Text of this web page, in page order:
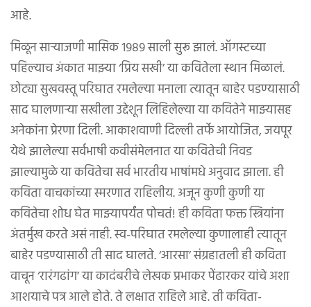
आहे.
मिळून सार्‍याजणी मासिक १९८९ साली सुरू झालं. ऑगस्टच्या
पहिल्याच अंकात माझ्या ‘प्रिय सखी’ या कवितेला स्थान मिळालं.
छोट्या सुखवस्तू परिघात रमलेल्या मनाला त्यातून बाहेर पडण्यासाठी
साद घालणार्‍या सखीला उद्देशून लिहिलेल्या या कवितेने माझ्यासह
अनेकांना प्रेरणा दिली. आकाशवाणी दिल्ली तर्फे आयोजित, जयपूर
येथे झालेल्या सर्वभाषी कवीसंमेलनात या कवितेची निवड
झाल्यामुळे या कवितेचा सर्व भारतीय भाषांमधे अनुवाद झाला. ही
कविता वाचकांच्या स्मरणात राहिलीय. अजून कुणी कुणी या
कवितेचा शोध घेत माझ्यापर्यंत पोचतं! ही कविता फक्त स्त्रियांना
अंतर्मुख करते असं नाही. स्व-परिघात रमलेल्या कुणालाही त्यातून
बाहेर पडण्यासाठी ती साद घालते. ‘आरसा’ संग्रहातली ही कविता
वाचून ‘रारंगढांग’ या कादंबरीचे लेखक प्रभाकर पेंढारकर यांचे अशा
आशयाचे पत्र आले होते. ते लक्षात राहिले आहे. ती कविता-